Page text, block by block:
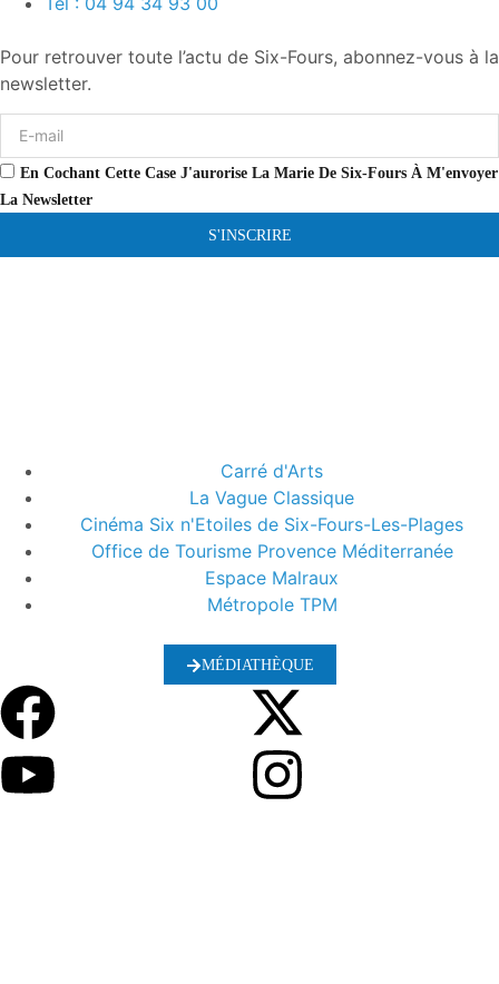
Pour retrouver toute l’actu de Six-Fours, abonnez-vous à la
newsletter.
En Cochant Cette Case J'aurorise La Marie De Six-Fours À M'envoyer
La Newsletter
S'INSCRIRE
Carré d'Arts
La Vague Classique
Cinéma Six n'Etoiles de Six-Fours-Les-Plages
Office de Tourisme Provence Méditerranée
Espace Malraux
Métropole TPM
MÉDIATHÈQUE